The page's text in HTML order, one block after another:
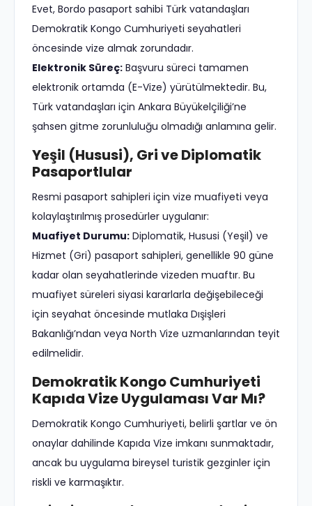
Evet, Bordo pasaport sahibi Türk vatandaşları
Demokratik Kongo Cumhuriyeti seyahatleri
öncesinde vize almak zorundadır.
Elektronik Süreç: Başvuru süreci tamamen
elektronik ortamda (E-Vize) yürütülmektedir. Bu,
Türk vatandaşları için Ankara Büyükelçiliği’ne
şahsen gitme zorunluluğu olmadığı anlamına gelir.
Yeşil (Hususi), Gri ve Diplomatik
Pasaportlular
Resmi pasaport sahipleri için vize muafiyeti veya
kolaylaştırılmış prosedürler uygulanır:
Muafiyet Durumu: Diplomatik, Hususi (Yeşil) ve
Hizmet (Gri) pasaport sahipleri, genellikle 90 güne
kadar olan seyahatlerinde vizeden muaftır. Bu
muafiyet süreleri siyasi kararlarla değişebileceği
için seyahat öncesinde mutlaka Dışişleri
Bakanlığı’ndan veya North Vize uzmanlarından teyit
edilmelidir.
Demokratik Kongo Cumhuriyeti
Kapıda Vize Uygulaması Var Mı?
Demokratik Kongo Cumhuriyeti, belirli şartlar ve ön
onaylar dahilinde Kapıda Vize imkanı sunmaktadır,
ancak bu uygulama bireysel turistik gezginler için
riskli ve karmaşıktır.